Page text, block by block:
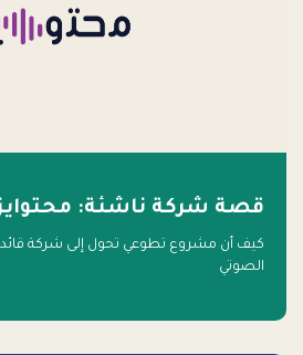
قصة شركة ناشئة:
كيف أن مشروع تطوعي تحول إلى شركة
الصوتي